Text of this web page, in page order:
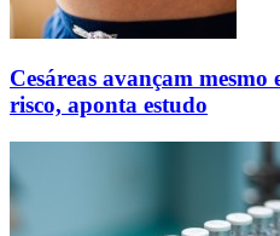
Cesáreas avançam mesmo
risco, aponta estudo